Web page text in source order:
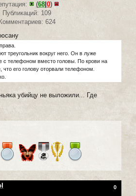
(68 0)
Публикаций: 109
Комментариев: 624
треугольник вокруг него. Он в луже
с телефоном вместо головы. По крови на
его голову оторвали телефоном.
убийцу не выложили... Где
0